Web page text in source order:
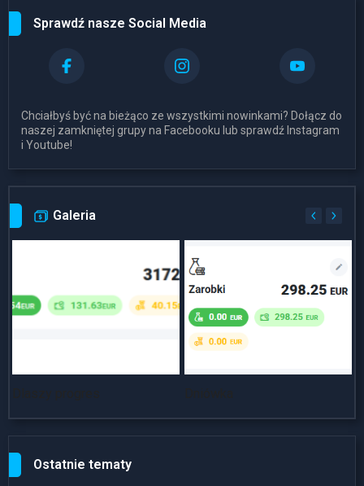
Sprawdź nasze Social Media
Chciałbyś być na bieżąco ze wszystkimi nowinkami? Dołącz do
naszej zamkniętej grupy na Facebooku lub sprawdź Instagram
i Youtube!
Galeria
Ostatnie tematy